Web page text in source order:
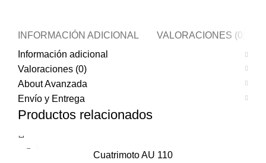
INFORMACIÓN ADICIONAL VALORACIONES (0)
Información adicional
Valoraciones (0)
About Avanzada
Envío y Entrega
Productos relacionados
Cuatrimoto AU 110